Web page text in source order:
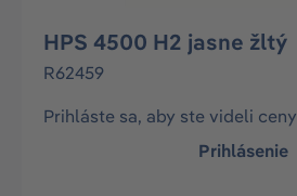
HPS 4500 H2 jasne žltý
R62459
Prihláste sa, aby ste videli ceny
Prihlásenie